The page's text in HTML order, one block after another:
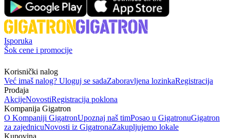
Isporuka
Šok cene i promocije
Korisnički nalog
Već imaš nalog? Uloguj se sadaZaboravljena lozinkaRegistracija
Prodaja
AkcijeNovostiRegistracija poklona
Kompanija Gigatron
O Kompaniji GigatronUpoznaj naš timPosao u GigatronuGigatron
za zajednicuNovosti iz GigatronaZakupljujemo lokale
Kupovina